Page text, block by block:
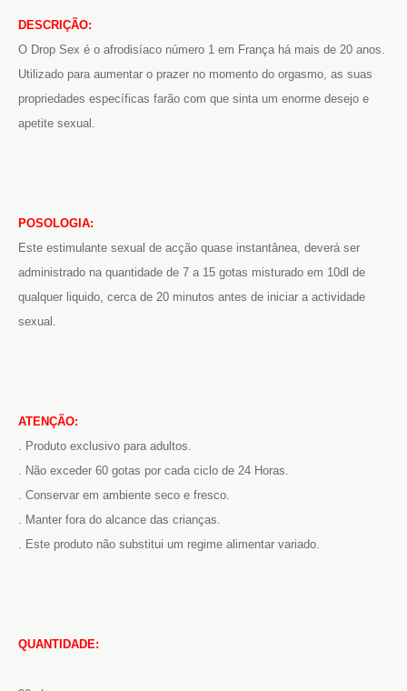
DESCRIÇÃO:
O Drop Sex é o afrodisíaco número 1 em França há mais de 20 anos.
Utilizado para aumentar o prazer no momento do orgasmo, as suas
propriedades específicas farão com que sinta um enorme desejo e
apetite sexual.
POSOLOGIA:
Este estimulante sexual de acção quase instantânea, deverá ser
administrado na quantidade de 7 a 15 gotas misturado em 10dl de
qualquer liquido, cerca de 20 minutos antes de iniciar a actividade
sexual.
ATENÇÃO:
. Produto exclusivo para adultos.
. Não exceder 60 gotas por cada ciclo de 24 Horas.
. Conservar em ambiente seco e fresco.
. Manter fora do alcance das crianças.
. Este produto não substitui um regime alimentar variado.
QUANTIDADE: